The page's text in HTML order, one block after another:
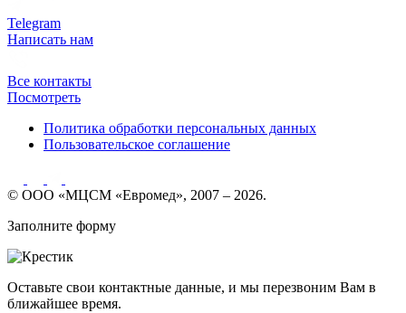
Telegram
Написать нам
Все контакты
Посмотреть
Политика обработки персональных данных
Пользовательское соглашение
© ООО «МЦСМ «Евромед», 2007 – 2026.
Заполните форму
Оставьте свои контактные данные, и мы перезвоним Вам в
ближайшее время.